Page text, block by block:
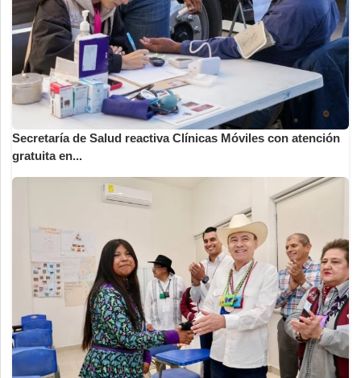
Secretaría de Salud reactiva Clínicas Móviles con atención
gratuita en...